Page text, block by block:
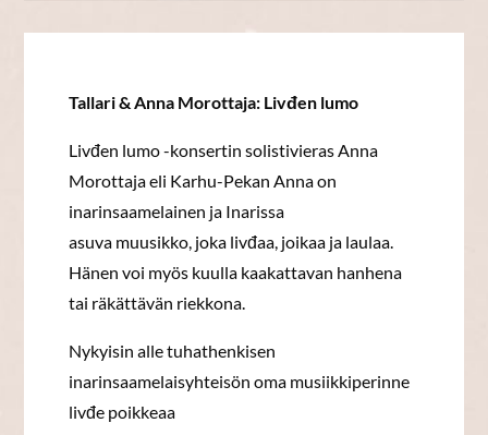
Tallari & Anna Morottaja: Livđen lumo
Livđen lumo -konsertin solistivieras Anna
Morottaja eli Karhu-Pekan Anna on
inarinsaamelainen ja Inarissa
asuva muusikko, joka livđaa, joikaa ja laulaa.
Hänen voi myös kuulla kaakattavan hanhena
tai räkättävän riekkona.
Nykyisin alle tuhathenkisen
inarinsaamelaisyhteisön oma musiikkiperinne
livđe poikkeaa